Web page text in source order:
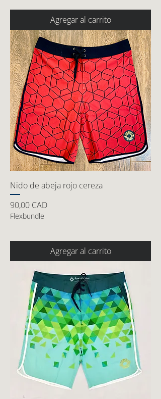
Agregar al carrito
Nido de abeja rojo cereza
Precio
90,00 CAD
Flexbundle
Agregar al carrito